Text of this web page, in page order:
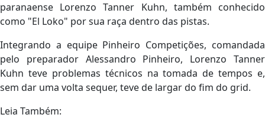
paranaense Lorenzo Tanner Kuhn, também conhecido
como "El Loko" por sua raça dentro das pistas.
Integrando a equipe Pinheiro Competições, comandada
pelo preparador Alessandro Pinheiro, Lorenzo Tanner
Kuhn teve problemas técnicos na tomada de tempos e,
sem dar uma volta sequer, teve de largar do fim do grid.
Leia Também: